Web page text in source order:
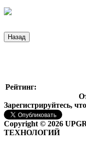
Рейтинг:
Зарегистрируйтесь,
Copyright © 2026
ТЕХНОЛОГИЙ